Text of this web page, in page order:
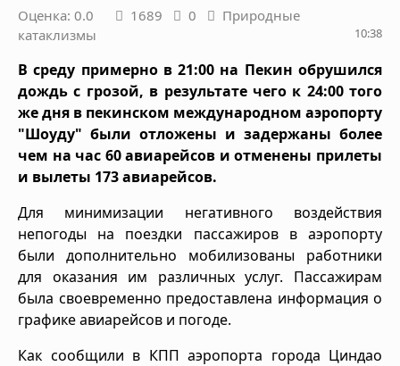
Оценка: 0.0 1689 0
Природные
катаклизмы
10:38
В среду примерно в 21:00 на Пекин обрушился
дождь с грозой, в результате чего к 24:00 того
же дня в пекинском международном аэропорту
"Шоуду" были отложены и задержаны более
чем на час 60 авиарейсов и отменены прилеты
и вылеты 173 авиарейсов.
Для минимизации негативного воздействия
непогоды на поездки пассажиров в аэропорту
были дополнительно мобилизованы работники
для оказания им различных услуг. Пассажирам
была своевременно предоставлена информация о
графике авиарейсов и погоде.
Как сообщили в КПП аэропорта города Циндао